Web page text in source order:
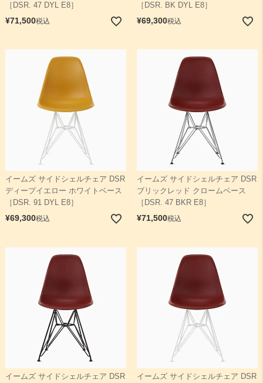
［DSR. 47 DYL E8］
¥71,500税込
［DSR. BK DYL E8］
¥69,300税込
イームズ サイドシェルチェア DSR
ディープイエロー ホワイトベース
［DSR. 91 DYL E8］
¥69,300税込
イームズ サイドシェルチェア DSR
ブリックレッド クロームベース
［DSR. 47 BKR E8］
¥71,500税込
イームズ サイドシェルチェア DSR
イームズ サイドシェルチェア DSR